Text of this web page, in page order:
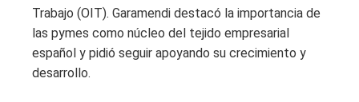
Trabajo (OIT). Garamendi destacó la importancia de
las pymes como núcleo del tejido empresarial
español y pidió seguir apoyando su crecimiento y
desarrollo.